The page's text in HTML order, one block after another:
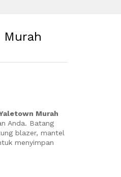
Murah
Anda. Batang
blazer, mantel
menyimpan